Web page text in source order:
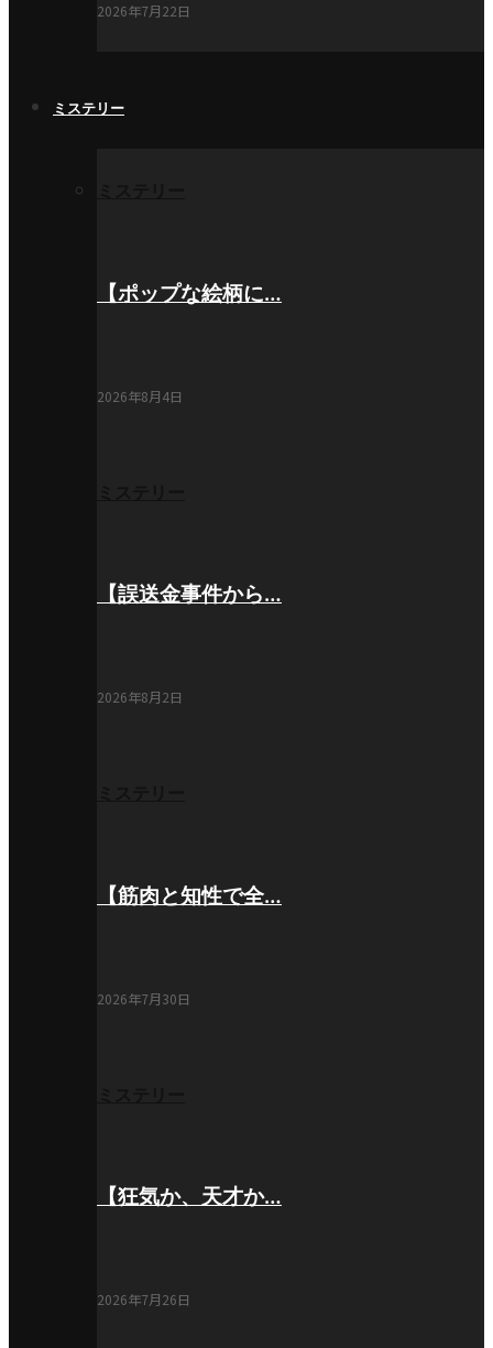
2026年7月22日
ミステリー
【ポップな絵柄に…
2026年8月4日
【誤送金事件から…
2026年8月2日
【筋肉と知性で全…
2026年7月30日
【狂気か、天才か…
2026年7月26日